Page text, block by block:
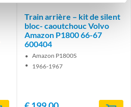
Train arrière – kit de silent
bloc- caoutchouc Volvo
Amazon P1800 66-67
600404
Amazon P1800S
1966-1967